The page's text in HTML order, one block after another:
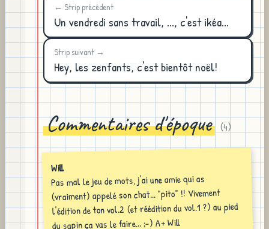
← Strip précédent
Un vendredi sans travail, ..., c'est ikéa...
Strip suivant →
Hey, les zenfants, c'est bientôt noël!
Commentaires d'époque (4)
Will
Pas mal le jeu de mots, j'ai une amie qui as
(vraiment) appelé son chat... "pito" !! Vivement
l'édition de ton vol.2 (et réédition du vol.1 ?) au pied
du sapin ça vas le faire... ;-) A+ Will